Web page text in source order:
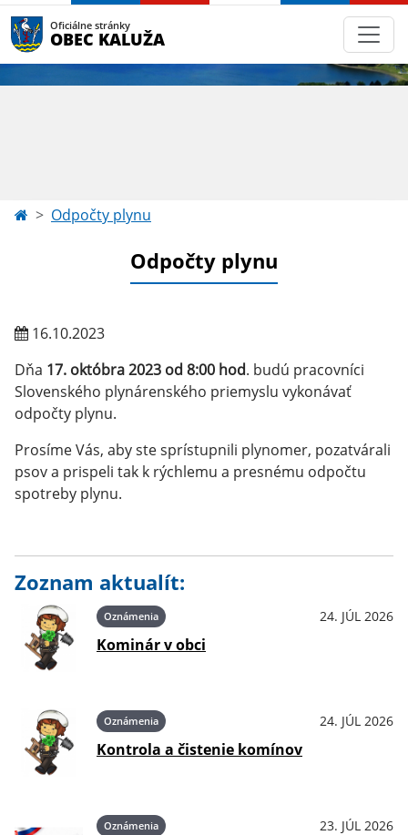
Oficiálne stránky
OBEC KALUŽA
Odpočty plynu
Odpočty plynu
16.10.2023
Dňa 17. októbra 2023 od 8:00 hod. budú pracovníci
Slovenského plynárenského priemyslu vykonávať
odpočty plynu.
Prosíme Vás, aby ste sprístupnili plynomer, pozatvárali
psov a prispeli tak k rýchlemu a presnému odpočtu
spotreby plynu.
Zoznam aktualít:
Oznámenia 24. JÚL 2026
Kominár v obci
Oznámenia 24. JÚL 2026
Kontrola a čistenie komínov
Oznámenia 23. JÚL 2026